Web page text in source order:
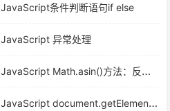
JavaScript条件判断语句if else
JavaScript 异常处理
JavaScript Math.asin()方法：反正弦计算实用解析
JavaScript document.getElementById()